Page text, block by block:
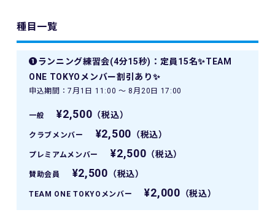
種目一覧
❶ランニング練習会(4分15秒)：定員15名✨TEAM
ONE TOKYOメンバー割引あり✨
申込期間：7月1日 11:00 〜 8月20日 17:00
一般 ¥2,500 （税込）
クラブメンバー ¥2,500 （税込）
プレミアムメンバー ¥2,500 （税込）
賛助会員 ¥2,500 （税込）
TEAM ONE TOKYOメンバー ¥2,000 （税込）